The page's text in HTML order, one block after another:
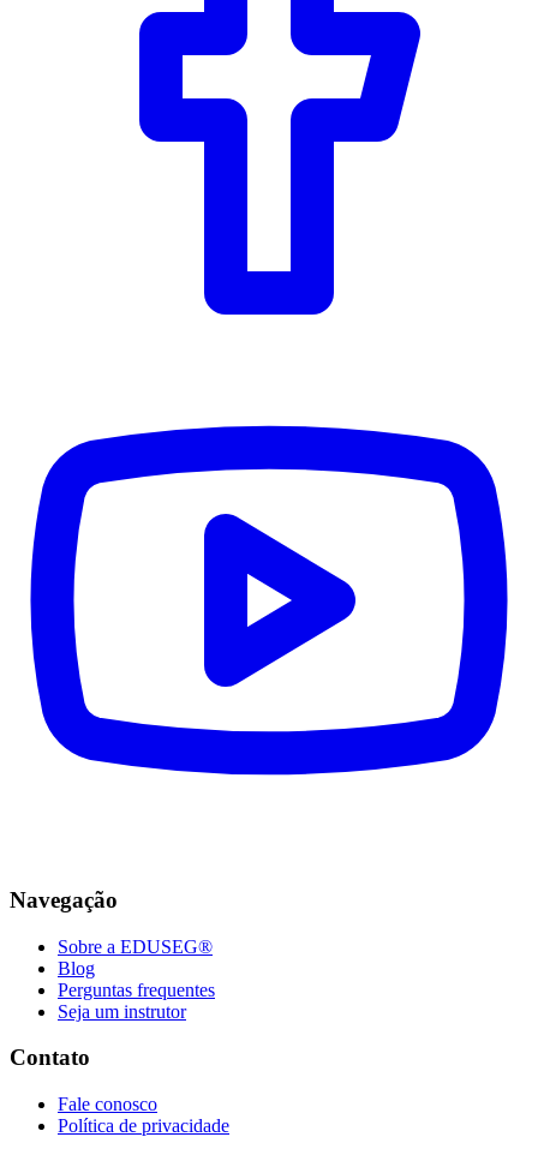
Navegação
Sobre a EDUSEG®
Blog
Perguntas frequentes
Seja um instrutor
Contato
Fale conosco
Política de privacidade